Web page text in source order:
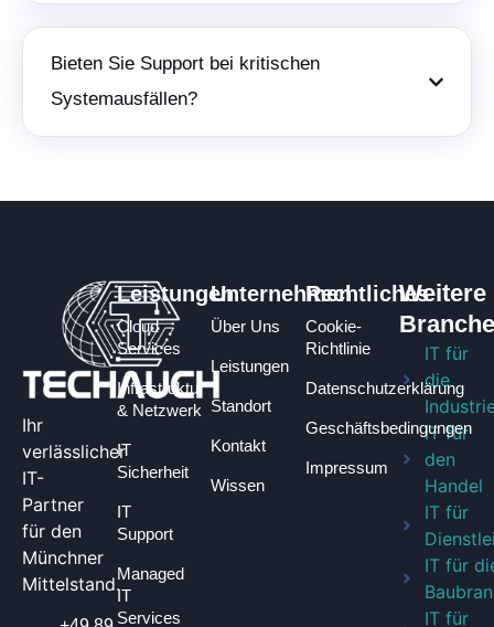
Bieten Sie Support bei kritischen
Systemausfällen?
Ihr
verlässlicher
IT-
Partner
für den
Münchner
Mittelstand.
Leistungen
Cloud
Services
Infrastruktur
& Netzwerk
IT
Sicherheit
IT
Support
Managed
IT
Services
Unternehmen
Über Uns
Leistungen
Standort
Kontakt
Wissen
Rechtliches
Cookie-
Richtlinie
Datenschutzerklärung
Geschäftsbedingungen​
Impressum
Weitere
IT für
die
IT für
den
Handel
IT für
IT für
IT für